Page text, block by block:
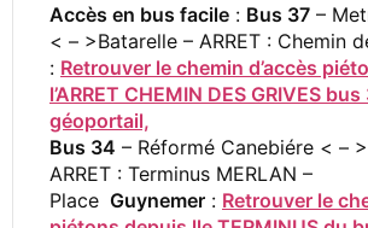
Accès en bus facile : Bus 37 –
< – >Batarelle – ARRET : Chemin
: Retrouver le chemin d’accès
l’ARRET CHEMIN DES GRIVES
géoportail,
Bus 34 – Réformé Canebiére < –
ARRET : Terminus MERLAN –
Place Guynemer : Retrouver le